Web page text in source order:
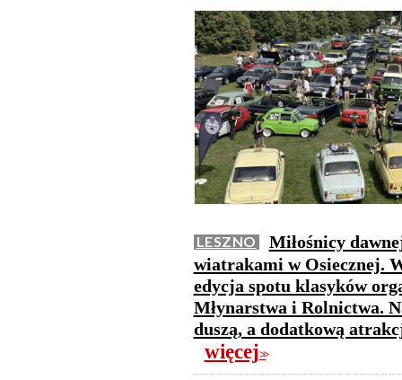
LESZNO
Miłośnicy
wiatrakami w Osiecznej.
edycja spotu klasyków
Młynarstwa i Rolnictwa.
duszą, a dodatkową
więcej>>